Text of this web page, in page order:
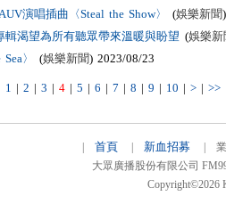
演唱插曲〈Steal the Show〉
(娛樂新聞
輯渴望為所有聽眾帶來溫暖與盼望 (娛樂新
〉
(娛樂新聞) 2023/08/23
1 | 2 | 3 | 4 | 5 | 6 | 7 | 8 | 9 | 10 | > | >>
首頁 新血招募 | 業
大眾廣播股份有限公司
Copyright©2026